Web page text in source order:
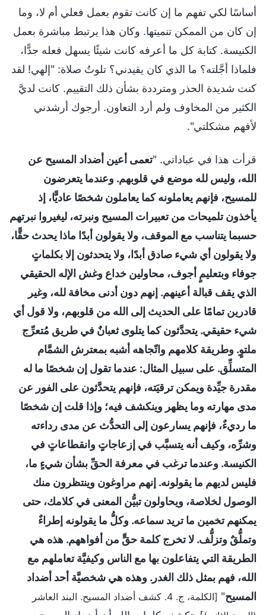
أساسًا لكي تفهم ما إن كانت تقوم بعمل فعلي أم لا، وما
إن كان من الممكن تنميتها. وكان هذا يرتبط مباشرة بعمل
الكنيسة. كتابة كل ما أعرفه كانت شيئًا يسهل فعله جدًّا،
فلماذا أجَّلته؟ ما الذي كان يقيدني؟ تلوتُ صلاة: "إلهي! لقد
كنت شديدة الحذر ومترددة بشأن ذلك التقييم. كانت لديَّ
الكثير من المخاوف ولم أرد التعاون. أرجوك أرشدني
لأفهم مشكلتي".
قرأت هذا في عباداتي. "تعمى أعين أضداد المسيح عن
الله، وليس لله موضع في قلوبهم. وعندما يتعرضون
للمسيح، فإنهم يعاملونه كما يعاملون شخصًا عاديًّا، إذ
يأخذون تلميحات من تعبيرات المسيح ونبرته، ليغيروا نبرتهم
حسبما يتناسب مع الموقف، ولا يقولون أبدًا ماذا يحدث حقًّا،
ولا يقولون أي شيء صادق أبدًا، ولا يتحدثون إلا بكلماتٍ
جوفاء وبتعليمٍ أجوف، محاولين خداع وغش الإله الحقيقي
الذي يقف قبالة أعينهم. إنهم دون أدنى مخافة لله، وغير
قادرين تمامًا على الحديث إلى الله من قلوبهم، ولا قول أي
شيء حقيقي. يتحدَّثون كما يتلوى ثعبانٌ في طريق مُتعرِّج
ملتوٍ. وطريقة كلامهم واتّجاهه أشبه بمعترش الشمَّام
المتسلِّق. على سبيل المثال: عندما تقول إن شخصًا ما له
مقدرة جيِّدة ويمكن ترقيَته، فإنهم يتحدَّثون على الفور عن
مدى مهارته وما يظهر وينكشف فيه؛ وإذا قلت إن شخصًا
ما رديءٌ، فإنهم يسارعون إلى التحدُّث عن مدى رداءته
وشرِّه، وكيف أنه يتسبَّب في إزعاجاتٍ وانقطاعاتٍ في
الكنيسة. وعندما ترغب في معرفة الحقِّ بشأن شيءٍ ما،
فليس لديهم ما يقولونه. إنهم مراوغون وينتظرون منك
الوصول لخلاصة، ويحاولون تبيُّن المعنى في كلامك، حتى
يمكنهم تخمين ما تريد سماعه. وكلُّ ما يقولونه إطراءٌ
وتملُّقٌ وتزلُّف. لا تخرج كلمة حقٍّ من أفواههم. هذه هي
الطريقة التي يتفاعلون بها مع الناس وكيفيَّة تعاملهم مع
الله، فهم بمثل ذلك الغدر. وهذه هي شخصيَّة أحد أضداد
المسيح"
[الكلمة، ج. 4. كشف أضداد المسيح. البند العاشر